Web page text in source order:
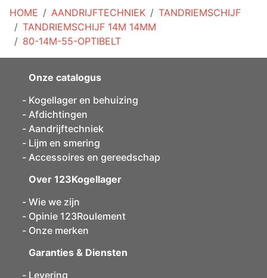
HOME AANDRIJFTECHNIEK
TANDRIEMSCHIJF
TANDRIEMSCHIJF 14M 14MM
80-14M-55-OPTIBELT
Onze catalogus
Kogellager en behuizing
Afdichtingen
Aandrijftechniek
Lijm en smering
Accessoires en gereedschap
Over 123Kogellager
Wie we zijn
Opinie 123Roulement
Onze merken
Garanties & Diensten
Levering